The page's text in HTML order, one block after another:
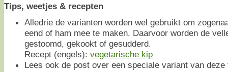
Tips, weetjes & recepten
Alledrie de varianten worden wel gebruikt om
eend of ham mee te maken. Daarvoor worden de
gestoomd, gekookt of gesudderd.
Recept (engels): vegetarische kip
Lees ook de post over een speciale variant van